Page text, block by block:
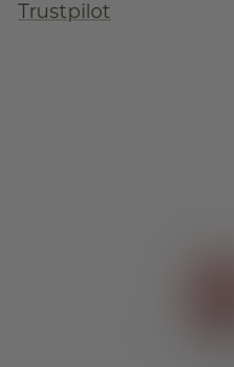
Trustpilot